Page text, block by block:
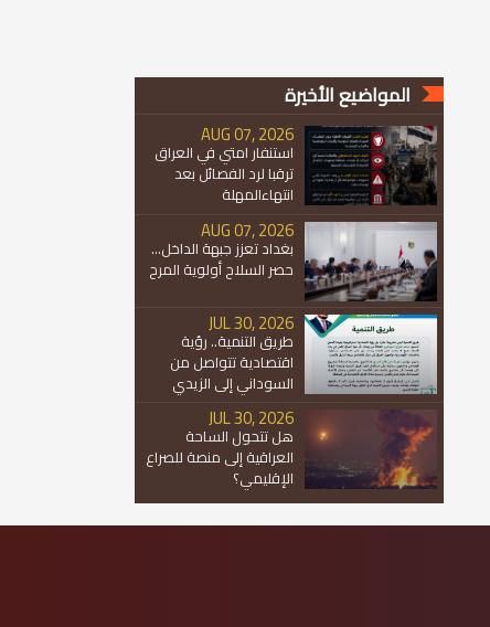
المواضيع الأخيرة
AUG 07, 2026
استنفار امتي في العراق
ترقبا لرد الفصائل بعد
انتهاءالمهلة
AUG 07, 2026
بغداد تعزز جبهة الداخل...
حصر السلاح أولوية المرح
JUL 30, 2026
طريق التنمية.. رؤية
اقتصادية تتواصل من
السوداني إلى الزيدي
JUL 30, 2026
هل تتحول الساحة
العراقية إلى منصة للصراع
الإقليمي؟